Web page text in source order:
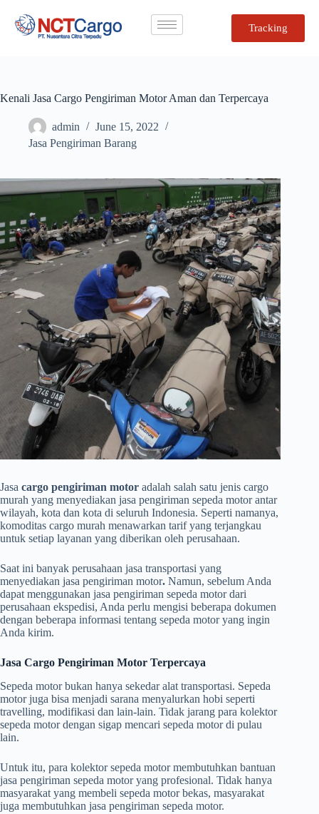
Tracking
Kenali Jasa Cargo Pengiriman Motor Aman dan Terpercaya
admin
June 15, 2022
Jasa Pengiriman Barang
Jasa cargo pengiriman motor adalah salah satu jenis cargo
murah yang menyediakan jasa pengiriman sepeda motor antar
wilayah, kota dan kota di seluruh Indonesia. Seperti namanya,
komoditas cargo murah menawarkan tarif yang terjangkau
untuk setiap layanan yang diberikan oleh perusahaan.
Saat ini banyak perusahaan jasa transportasi yang
menyediakan jasa pengiriman motor. Namun, sebelum Anda
dapat menggunakan jasa pengiriman sepeda motor dari
perusahaan ekspedisi, Anda perlu mengisi beberapa dokumen
dengan beberapa informasi tentang sepeda motor yang ingin
Anda kirim.
Jasa Cargo Pengiriman Motor Terpercaya
Sepeda motor bukan hanya sekedar alat transportasi. Sepeda
motor juga bisa menjadi sarana menyalurkan hobi seperti
travelling, modifikasi dan lain-lain. Tidak jarang para kolektor
sepeda motor dengan sigap mencari sepeda motor di pulau
lain.
Untuk itu, para kolektor sepeda motor membutuhkan bantuan
jasa pengiriman sepeda motor yang profesional. Tidak hanya
masyarakat yang membeli sepeda motor bekas, masyarakat
juga membutuhkan jasa pengiriman sepeda motor.